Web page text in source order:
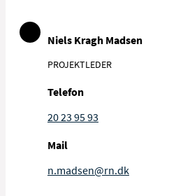
Niels Kragh Madsen
PROJEKTLEDER
Telefon
20 23 95 93
Mail
n.madsen@rn.dk